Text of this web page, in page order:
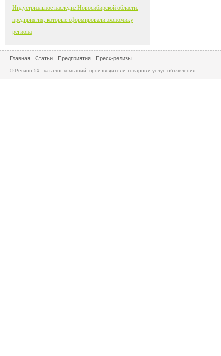
Индустриальное наследие Новосибирской области:
предприятия, которые сформировали экономику
региона
Главная Статьи Предприятия Пресс-релизы
© Регион 54 - каталог компаний, производители товаров и услуг, объявления